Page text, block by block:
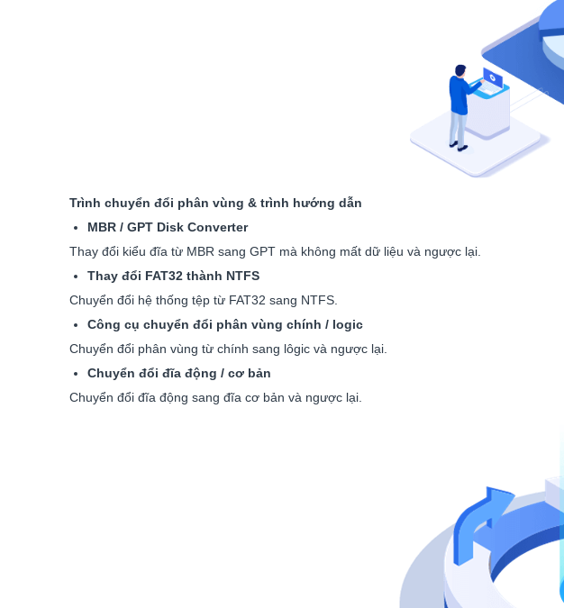
Trình chuyển đổi phân vùng & trình hướng dẫn
MBR / GPT Disk Converter
Thay đổi kiểu đĩa từ MBR sang GPT mà không mất dữ liệu và ngược lại.
Thay đổi FAT32 thành NTFS
Chuyển đổi hệ thống tệp từ FAT32 sang NTFS.
Công cụ chuyển đổi phân vùng chính / logic
Chuyển đổi phân vùng từ chính sang lôgic và ngược lại.
Chuyển đổi đĩa động / cơ bản
Chuyển đổi đĩa động sang đĩa cơ bản và ngược lại.